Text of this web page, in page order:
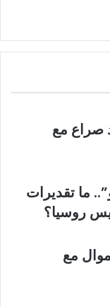
68 عاما بعد صراع مع
ما تقديرات
روسيا؟
مع